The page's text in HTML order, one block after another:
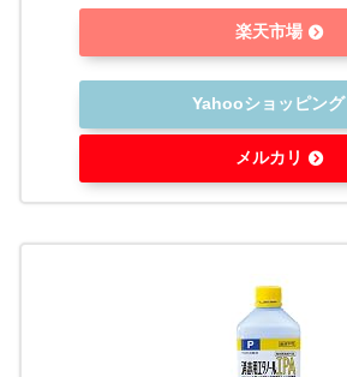
楽天市場
Yahooショッピング
メルカリ